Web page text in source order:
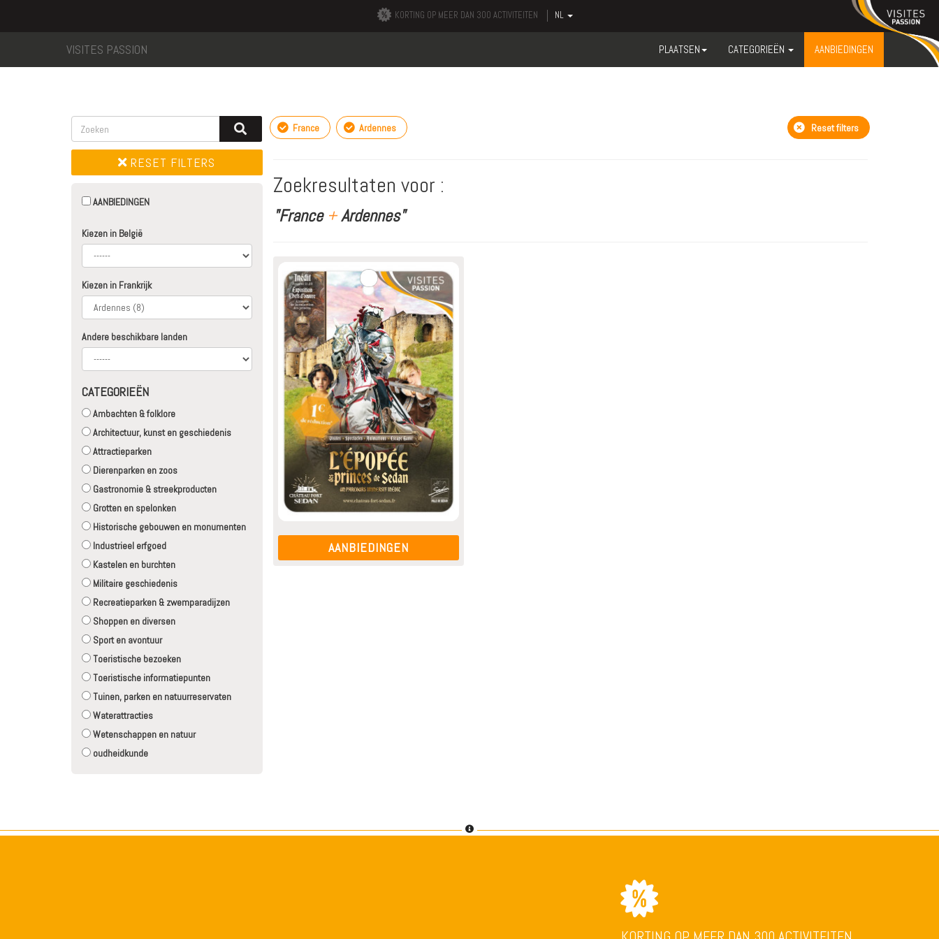
KORTING OP MEER DAN 300 ACTIVITEITEN NL
VISITES PASSION PLAATSEN CATEGORIEËN AANBIEDINGEN
RESET FILTERS
AANBIEDINGEN
Kiezen in België
Kiezen in Frankrijk
Andere beschikbare landen
CATEGORIEËN
Ambachten & folklore
Architectuur, kunst en geschiedenis
Attractieparken
Dierenparken en zoos
Gastronomie & streekproducten
Grotten en spelonken
Historische gebouwen en monumenten
Industrieel erfgoed
Kastelen en burchten
Militaire geschiedenis
Recreatieparken & zwemparadijzen
Shoppen en diversen
Sport en avontuur
Toeristische bezoeken
Toeristische informatiepunten
Tuinen, parken en natuurreservaten
Waterattracties
Wetenschappen en natuur
oudheidkunde
France Ardennes Reset filters
Zoekresultaten voor :
"France +Ardennes"
AANBIEDINGEN